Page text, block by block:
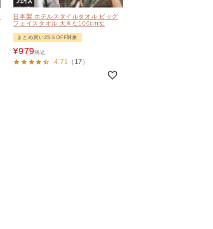
日本製 ホテルスタイルタオル ビッグ
フェイスタオル 大きな100cm丈
まとめ買い25％OFF対象
¥979税込
4.71 （ 17 ）